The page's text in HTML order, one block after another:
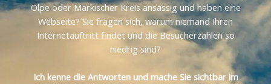
Olpe oder Märkischer Kreis ansässig und haben eine
Webseite? Sie fragen sich, warum niemand Ihren
Internetauftritt findet und die Besucherzahlen so
niedrig sind?
Ich kenne die Antworten und mache Sie sichtbar im